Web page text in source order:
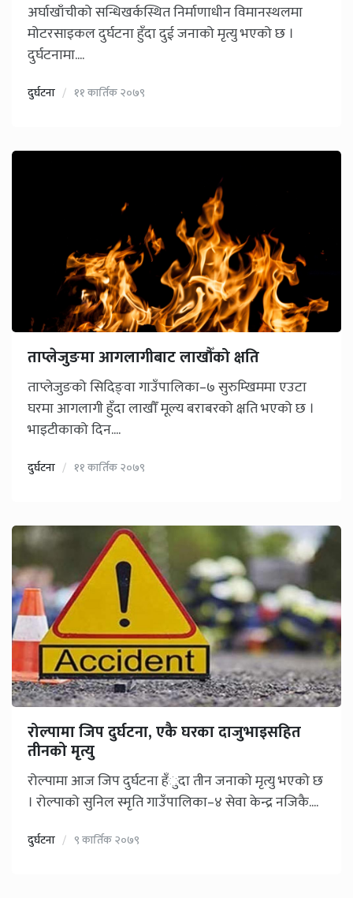
अर्घाखाँचीको सन्धिखर्कस्थित निर्माणाधीन विमानस्थलमा
मोटरसाइकल दुर्घटना हुँदा दुई जनाको मृत्यु भएको छ ।
दुर्घटनामा....
दुर्घटना ११ कार्तिक २०७९
ताप्लेजुङमा आगलागीबाट लाखौँको क्षति
ताप्लेजुङको सिदिङ्वा गाउँपालिका–७ सुरुम्खिममा एउटा
घरमा आगलागी हुँदा लाखौँ मूल्य बराबरको क्षति भएको छ ।
भाइटीकाको दिन....
दुर्घटना ११ कार्तिक २०७९
रोल्पामा जिप दुर्घटना, एकै घरका दाजुभाइसहित
तीनको मृत्यु
रोल्पामा आज जिप दुर्घटना हँुदा तीन जनाको मृत्यु भएको छ
। रोल्पाको सुनिल स्मृति गाउँपालिका–४ सेवा केन्द्र नजिकै....
दुर्घटना ९ कार्तिक २०७९